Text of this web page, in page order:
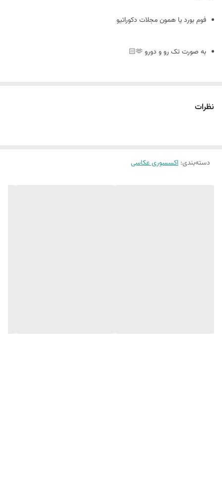
فوم بورد یا همون مجلات دکوراتیو
به صورت تک رو و دورو 🫶🏻
نظرات
دسته‌بندی: اکسسوری عکاسی